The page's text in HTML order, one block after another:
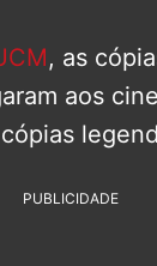
, as
aos
PUBLICIDADE